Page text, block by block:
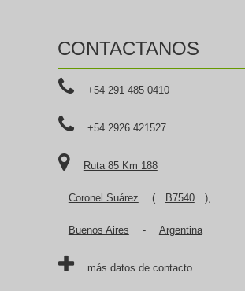
CONTACTANOS
+54 291 485 0410
+54 2926 421527
Ruta 85 Km 188
Coronel Suárez ( B7540 ),
Buenos Aires - Argentina
más datos de contacto